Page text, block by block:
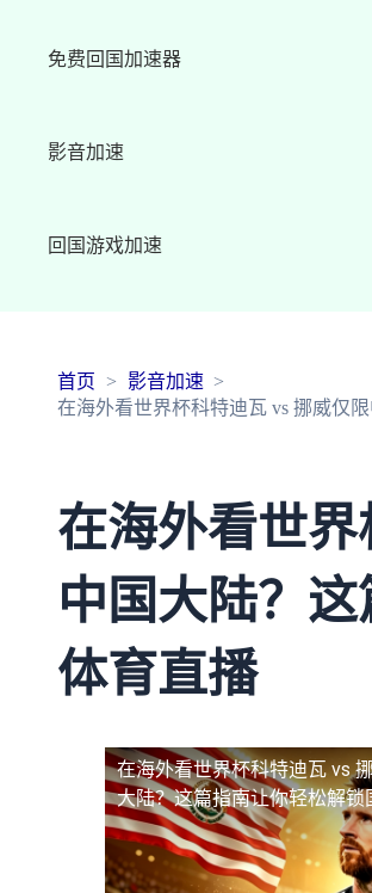
免费回国加速器
影音加速
回国游戏加速
首页
影音加速
在海外看世界杯科特迪瓦 vs 挪威仅
在海外看世界
中国大陆？
体育直播
在海外看世界杯科特迪瓦 vs
大陆？这篇指南让你轻松解锁